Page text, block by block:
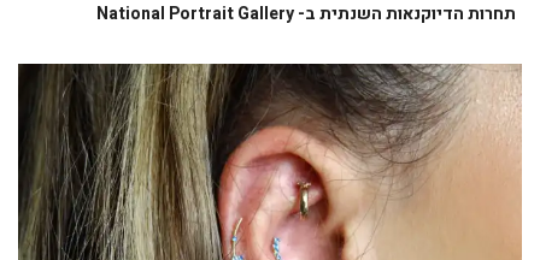
תחרות הדיוקנאות השנתית ב- National Portrait Gallery